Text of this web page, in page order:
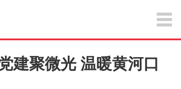
建聚微光 温暖黄河口